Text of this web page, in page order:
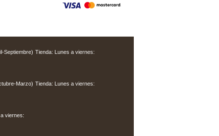
Tienda: Lunes a viernes:
Tienda: Lunes a viernes:
viernes: